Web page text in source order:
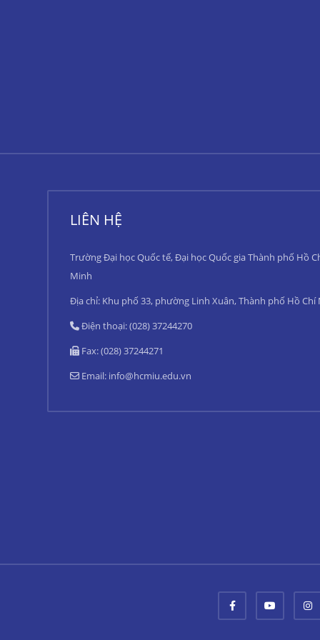
LIÊN HỆ
Trường Đại học Quốc tế, Đại học Quốc gia Thành phố Hồ
Minh
Địa chỉ: Khu phố 33, phường Linh Xuân, Thành phố Hồ Chí
Điện thoại: (028) 37244270
Fax: (028) 37244271
Email: info@hcmiu.edu.vn